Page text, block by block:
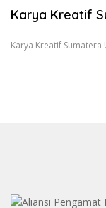
Karya Kreatif
Karya Kreatif Sumatera